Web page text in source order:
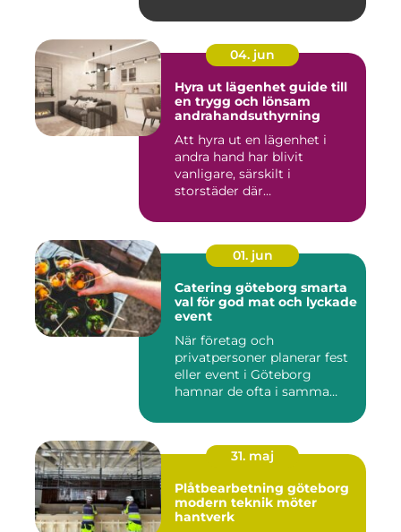
04. jun
Hyra ut lägenhet guide till
en trygg och lönsam
andrahandsuthyrning
Att hyra ut en lägenhet i
andra hand har blivit
vanligare, särskilt i
storstäder där
01. jun
Catering göteborg smarta
val för god mat och lyckade
event
När företag och
privatpersoner planerar fest
eller event i Göteborg
hamnar de ofta i samma
31. maj
Plåtbearbetning göteborg
modern teknik möter
hantverk